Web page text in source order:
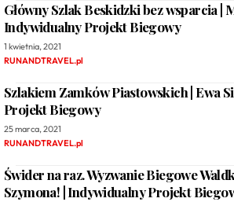
Główny Szlak Beskidzki bez wsparcia |
Indywidualny Projekt Biegowy
1 kwietnia, 2021
RUNANDTRAVEL.pl
Szlakiem Zamków Piastowskich | Ewa
Projekt Biegowy
25 marca, 2021
RUNANDTRAVEL.pl
Świder na raz. Wyzwanie Biegowe
Szymona! | Indywidualny Projekt